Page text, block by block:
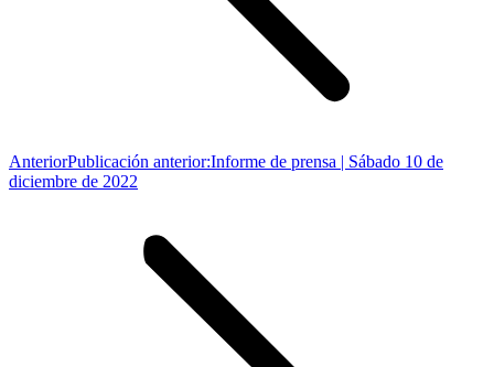
AnteriorPublicación anterior:Informe de prensa | Sábado 10 de
diciembre de 2022